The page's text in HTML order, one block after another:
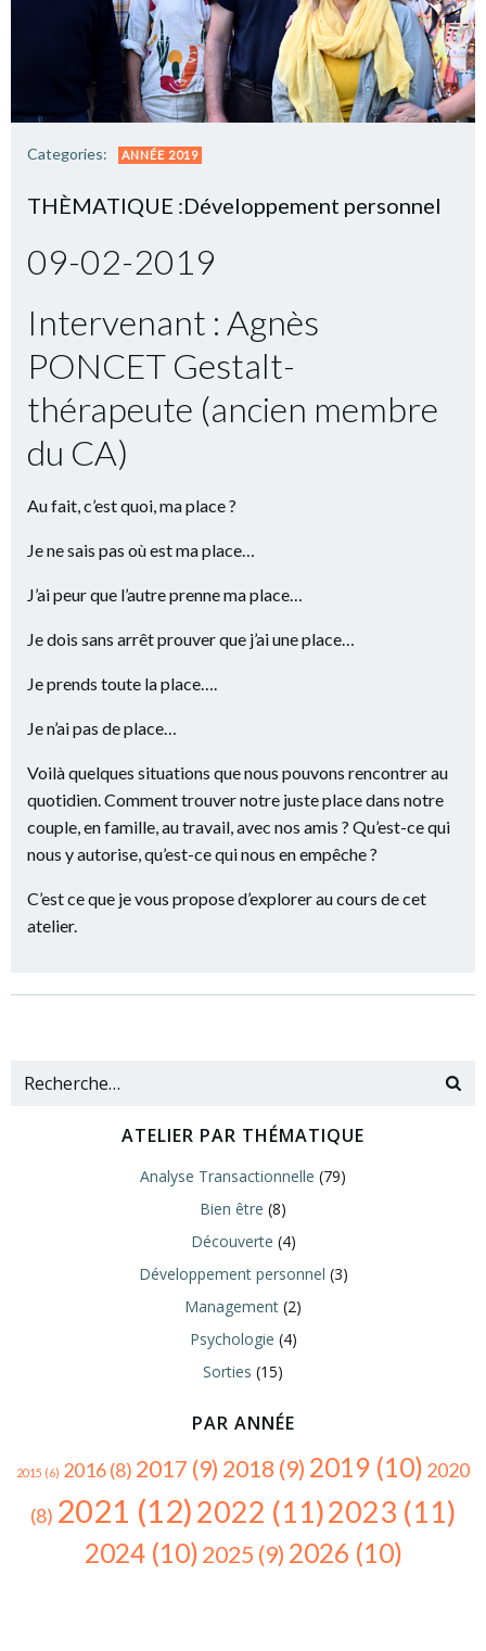
Categories: ANNÉE 2019
THÈMATIQUE :Développement personnel
09-02-2019
Intervenant : Agnès
PONCET Gestalt-
thérapeute (ancien membre
du CA)
Au fait, c’est quoi, ma place ?
Je ne sais pas où est ma place…
J’ai peur que l’autre prenne ma place…
Je dois sans arrêt prouver que j’ai une place…
Je prends toute la place….
Je n’ai pas de place…
Voilà quelques situations que nous pouvons rencontrer au
quotidien. Comment trouver notre juste place dans notre
couple, en famille, au travail, avec nos amis ? Qu’est-ce qui
nous y autorise, qu’est-ce qui nous en empêche ?
C’est ce que je vous propose d’explorer au cours de cet
atelier.
ATELIER PAR THÉMATIQUE
Analyse Transactionnelle (79)
Bien être (8)
Découverte (4)
Développement personnel (3)
Management (2)
Psychologie (4)
Sorties (15)
PAR ANNÉE
2015 (6) 2016(8) 2017 (9) 2018 (9) 2019 (10) 2020
(8) 2021 (12)2022 (11)2023 (11)
2024(10)2025 (9) 2026 (10)